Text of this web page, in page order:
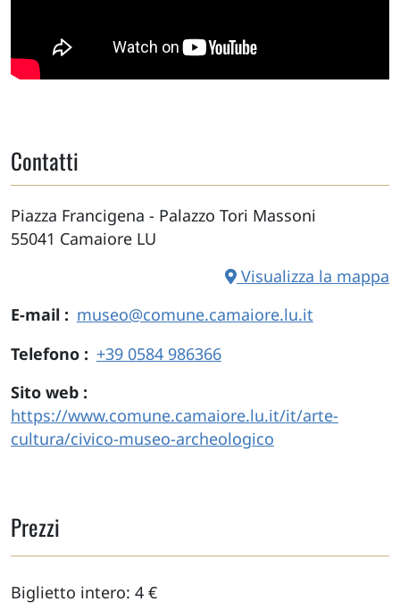
Contatti
Piazza Francigena - Palazzo Tori Massoni
55041 Camaiore LU
Visualizza la mappa
E-mail
museo@comune.camaiore.lu.it
Telefono
+39 0584 986366
Sito web
https://www.comune.camaiore.lu.it/it/arte-
cultura/civico-museo-archeologico
Prezzi
Biglietto intero: 4 €